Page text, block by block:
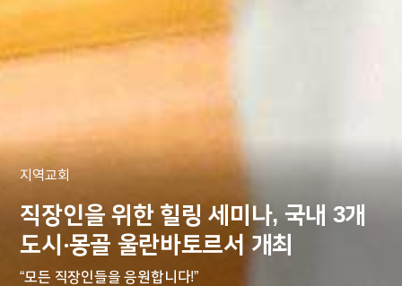
지역교회
직장인을 위한 힐링 세미나, 국내 3개
도시‧몽골 울란바토르서 개최
“모든 직장인들을 응원합니다!”